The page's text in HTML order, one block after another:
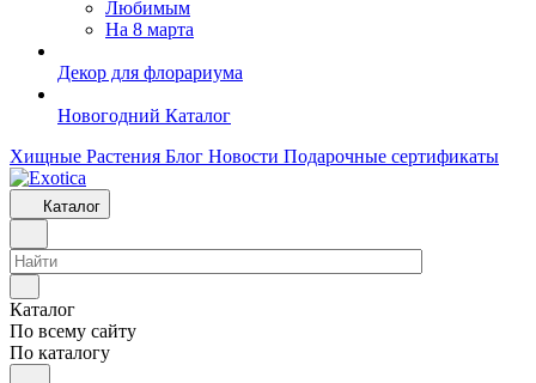
Любимым
На 8 марта
Декор для флорариума
Новогодний Каталог
Хищные Растения Блог Новости Подарочные сертификаты
Каталог
Каталог
По всему сайту
По каталогу